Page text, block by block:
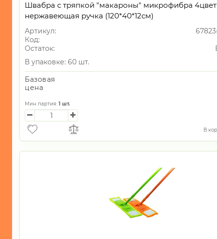
Швабра с тряпкой "макароны" микрофибра
нержавеющая ручка (120*40*12см)
Артикул:
Код:
Остаток:
В упаковке: 60 шт.
Базовая
цена
Мин партия: 1 шт.
В